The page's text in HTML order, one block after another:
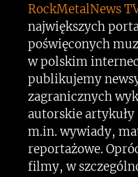
RockMetalNews
największych
poświęconych
w polskim
publikujemy
zagranicznych
autorskie
m.in. wywiady,
reportażowe.
filmy, w